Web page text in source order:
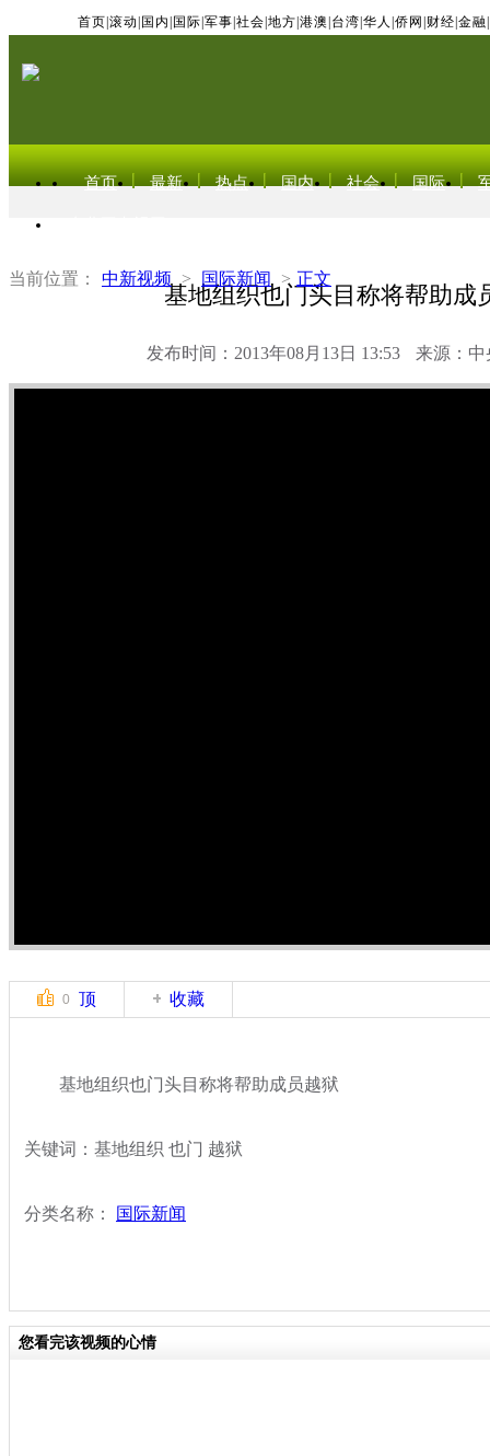
首页 滚动 国内 国际 军事 社会 地方 港澳 台湾 华人 侨网 财经 金融
首页 最新 热点 国内 社会 国际
当前位置： 中新视频 > 国际新闻 > 正文
基地组织也门头目称将帮助成
发布时间：2013年08月13日 13:53 来源：中
0 顶 收藏
基地组织也门头目称将帮助成员越狱
关键词：基地组织 也门 越狱
分类名称： 国际新闻
您看完该视频的心情